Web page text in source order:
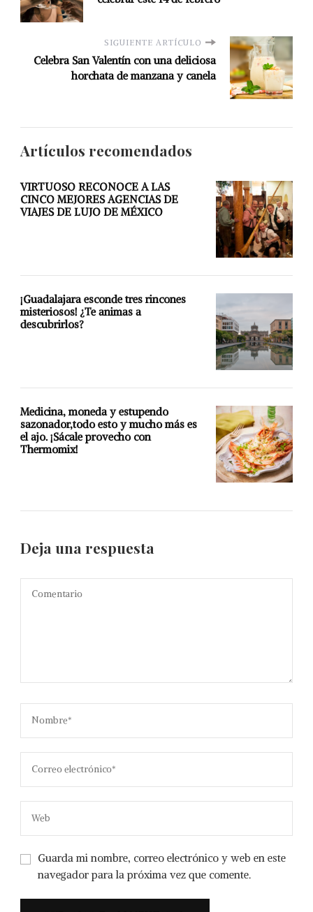
SIGUIENTE ARTÍCULO
Celebra San Valentín con una deliciosa
horchata de manzana y canela
Artículos recomendados
VIRTUOSO RECONOCE A LAS
CINCO MEJORES AGENCIAS DE
VIAJES DE LUJO DE MÉXICO
¡Guadalajara esconde tres rincones
misteriosos! ¿Te animas a
descubrirlos?
Medicina, moneda y estupendo
sazonador,todo esto y mucho más es
el ajo. ¡Sácale provecho con
Thermomix!
Deja una respuesta
Guarda mi nombre, correo electrónico y web en este
navegador para la próxima vez que comente.